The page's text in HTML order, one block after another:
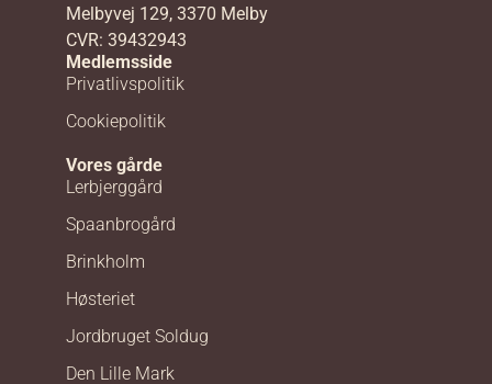
Melbyvej 129, 3370 Melby
CVR: 39432943
Medlemsside
Privatlivspolitik
Cookiepolitik
Vores gårde
Lerbjerggård
Spaanbrogård
Brinkholm
Høsteriet
Jordbruget Soldug
Den Lille Mark